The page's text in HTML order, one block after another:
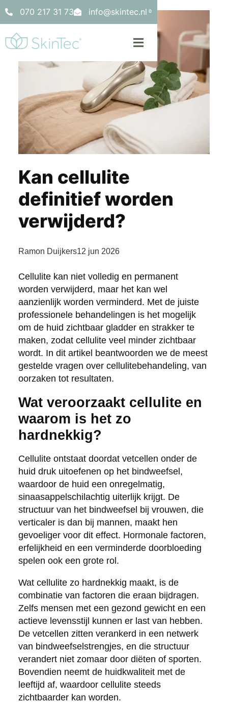
070 217 31 73 info@skintec.nl 0
Kan cellulite
definitief worden
verwijderd?
Ramon Duijkers12 jun 2026
Cellulite kan niet volledig en permanent
worden verwijderd, maar het kan wel
aanzienlijk worden verminderd. Met de juiste
professionele behandelingen is het mogelijk
om de huid zichtbaar gladder en strakker te
maken, zodat cellulite veel minder zichtbaar
wordt. In dit artikel beantwoorden we de meest
gestelde vragen over cellulitebehandeling, van
oorzaken tot resultaten.
Wat veroorzaakt cellulite en
waarom is het zo
hardnekkig?
Cellulite ontstaat doordat vetcellen onder de
huid druk uitoefenen op het bindweefsel,
waardoor de huid een onregelmatig,
sinaasappelschilachtig uiterlijk krijgt. De
structuur van het bindweefsel bij vrouwen, die
verticaler is dan bij mannen, maakt hen
gevoeliger voor dit effect. Hormonale factoren,
erfelijkheid en een verminderde doorbloeding
spelen ook een grote rol.
Wat cellulite zo hardnekkig maakt, is de
combinatie van factoren die eraan bijdragen.
Zelfs mensen met een gezond gewicht en een
actieve levensstijl kunnen er last van hebben.
De vetcellen zitten verankerd in een netwerk
van bindweefselstrengjes, en die structuur
verandert niet zomaar door diëten of sporten.
Bovendien neemt de huidkwaliteit met de
leeftijd af, waardoor cellulite steeds
zichtbaarder kan worden.